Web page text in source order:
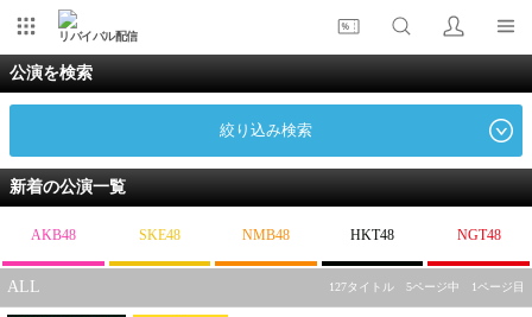
リバイバル配信
公演を検索
絞り込み検索
新着の公演一覧
AKB48 SKE48 NMB48 HKT48 NGT48
ALL 127タイトル 5ページ中 1ページ目